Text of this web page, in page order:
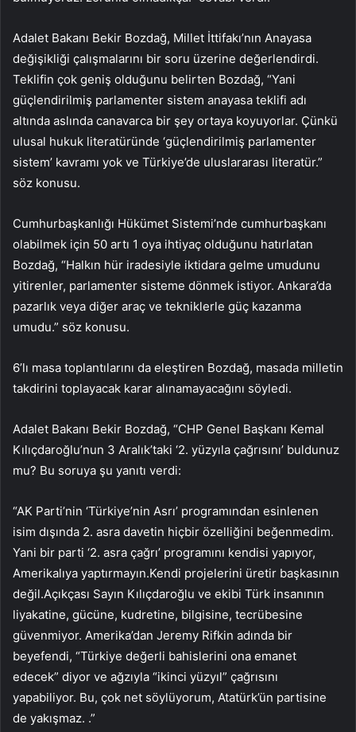
Adalet Bakanı Bekir Bozdağ, Millet İttifakı’nın Anayasa
değişikliği çalışmalarını bir soru üzerine değerlendirdi.
Teklifin çok geniş olduğunu belirten Bozdağ, “Yani
güçlendirilmiş parlamenter sistem anayasa teklifi adı
altında aslında canavarca bir şey ortaya koyuyorlar. Çünkü
ulusal hukuk literatüründe ‘güçlendirilmiş parlamenter
sistem’ kavramı yok ve Türkiye’de uluslararası literatür.”
söz konusu.
Cumhurbaşkanlığı Hükümet Sistemi’nde cumhurbaşkanı
olabilmek için 50 artı 1 oya ihtiyaç olduğunu hatırlatan
Bozdağ, “Halkın hür iradesiyle iktidara gelme umudunu
yitirenler, parlamenter sisteme dönmek istiyor. Ankara’da
pazarlık veya diğer araç ve tekniklerle güç kazanma
umudu.” söz konusu.
6’lı masa toplantılarını da eleştiren Bozdağ, masada milletin
takdirini toplayacak karar alınamayacağını söyledi.
Adalet Bakanı Bekir Bozdağ, “CHP Genel Başkanı Kemal
Kılıçdaroğlu’nun 3 Aralık’taki ‘2. yüzyıla çağrısını’ buldunuz
mu? Bu soruya şu yanıtı verdi:
“AK Parti’nin ‘Türkiye’nin Asrı’ programından esinlenen
isim dışında 2. asra davetin hiçbir özelliğini beğenmedim.
Yani bir parti ‘2. asra çağrı’ programını kendisi yapıyor,
Amerikalıya yaptırmayın.Kendi projelerini üretir başkasının
değil.Açıkçası Sayın Kılıçdaroğlu ve ekibi Türk insanının
liyakatine, gücüne, kudretine, bilgisine, tecrübesine
güvenmiyor. Amerika’dan Jeremy Rifkin adında bir
beyefendi, “Türkiye değerli bahislerini ona emanet
edecek” diyor ve ağzıyla “ikinci yüzyıl” çağrısını
yapabiliyor. Bu, çok net söylüyorum, Atatürk’ün partisine
de yakışmaz. .”